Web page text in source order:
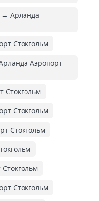
→ Арланда
Стокгольм
Аэропорт
Стокгольм
Стокгольм
Стокгольм
Стокгольм